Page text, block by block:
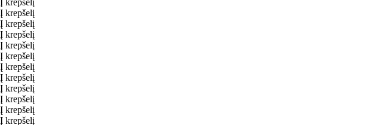
Į krepšelį
Į krepšelį
Į krepšelį
Į krepšelį
Į krepšelį
Į krepšelį
Į krepšelį
Į krepšelį
Į krepšelį
Į krepšelį
Į krepšelį